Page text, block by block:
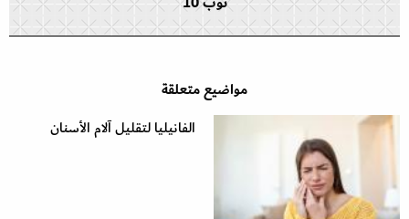
مواضيع متعلقة
الفانيليا لتقليل آلام الأسنان